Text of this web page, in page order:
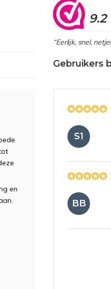
9.2
“Eerlijk, snel,
en
Gebruikers
S1
BB